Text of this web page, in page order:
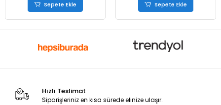
Sepete Ekle Sepete Ekle
Hızlı Teslimat
Siparişleriniz en kısa sürede elinize ulaşır.